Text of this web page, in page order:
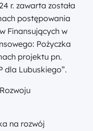
r. zawarta została
postępowania
Finansujących w
Pożyczka
projektu pn.
dla Lubuskiego”.
na rozwój